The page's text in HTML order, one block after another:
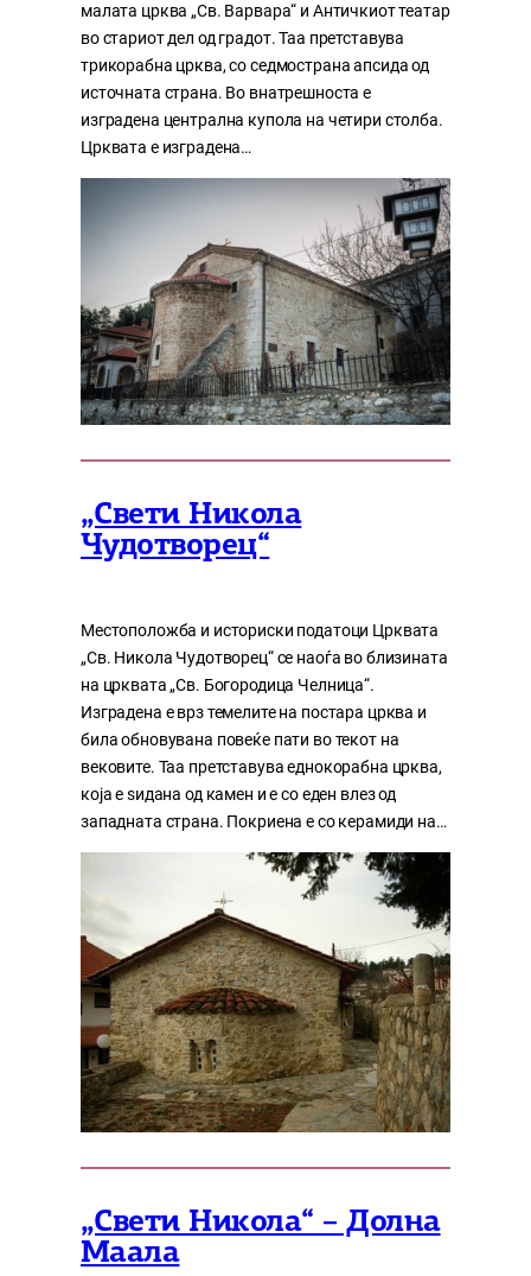
малата црква „Св. Варвара“ и Античкиот театар
во стариот дел од градот. Таа претставува
трикорабна црква, со седмострана апсида од
источната страна. Во внатрешноста е
изградена централна купола на четири столба.
Црквата е изградена…
„Свети Никола
Чудотворец“
Местоположба и историски податоци Црквата
„Св. Никола Чудотворец“ се наоѓа во близината
на црквата „Св. Богородица Челница“.
Изградена е врз темелите на постара црква и
била обновувана повеќе пати во текот на
вековите. Таа претставува еднокорабна црква,
која е ѕидана од камен и е со еден влез од
западната страна. Покриена е со керамиди на…
„Свети Никола“ – Долна
Маала